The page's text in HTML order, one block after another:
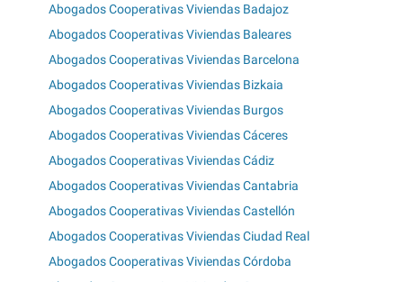
Abogados Cooperativas Viviendas Badajoz
Abogados Cooperativas Viviendas Baleares
Abogados Cooperativas Viviendas Barcelona
Abogados Cooperativas Viviendas Bizkaia
Abogados Cooperativas Viviendas Burgos
Abogados Cooperativas Viviendas Cáceres
Abogados Cooperativas Viviendas Cádiz
Abogados Cooperativas Viviendas Cantabria
Abogados Cooperativas Viviendas Castellón
Abogados Cooperativas Viviendas Ciudad Real
Abogados Cooperativas Viviendas Córdoba